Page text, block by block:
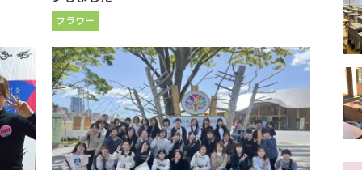
フラワー